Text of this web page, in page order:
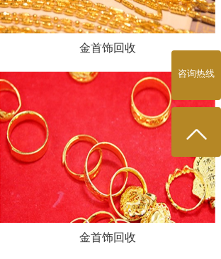
金首饰回收
金首饰回收
咨询热线